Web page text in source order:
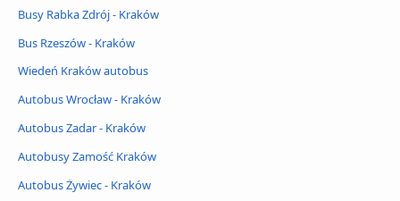
Busy Rabka Zdrój - Kraków
Bus Rzeszów - Kraków
Wiedeń Kraków autobus
Autobus Wrocław - Kraków
Autobus Zadar - Kraków
Autobusy Zamość Kraków
Autobus Żywiec - Kraków